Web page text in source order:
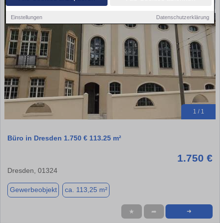
Einstellungen Datenschutzerklärung
1 / 1
Büro in Dresden 1.750 € 113.25 m²
1.750 €
Dresden, 01324
Gewerbeobjekt ca. 113,25 m²
★ ➦ ➜